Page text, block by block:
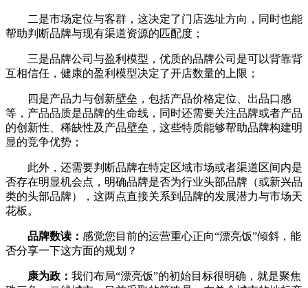
二是市场定位与客群，这决定了门店选址方向，同时也能
帮助判断品牌与现有渠道资源的匹配度；
三是品牌公司与盈利模型，优质的品牌公司是可以背靠背
互相信任，健康的盈利模型决定了开店数量的上限；
四是产品力与创新壁垒，包括产品价格定位、出品口感
等，产品品质是品牌的生命线，同时还需要关注品牌或者产品
的创新性、稀缺性及产品壁垒，这些特质能够帮助品牌构建明
显的竞争优势；
此外，还需要判断品牌在特定区域市场或者渠道区间内是
否存在明显机会点，明确品牌是否为行业头部品牌（或新兴品
类的头部品牌），这两点直接关系到品牌的发展潜力与市场天
花板。
品牌数读： 感觉您目前的运营重心正向“漂亮饭”倾斜，能
否分享一下这方面的规划？
康为政： 我们布局“漂亮饭”的初始目标很明确，就是聚焦